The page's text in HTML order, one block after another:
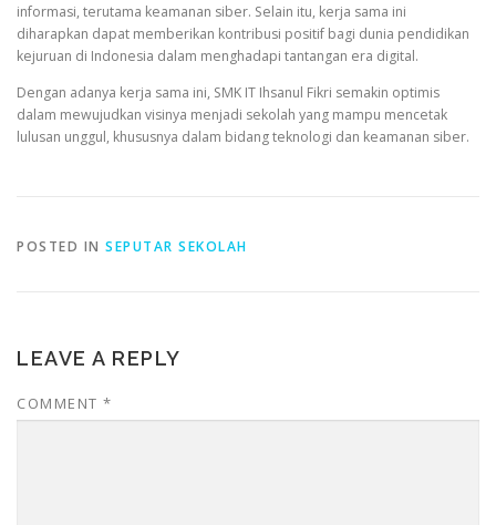
informasi, terutama keamanan siber. Selain itu, kerja sama ini
diharapkan dapat memberikan kontribusi positif bagi dunia pendidikan
kejuruan di Indonesia dalam menghadapi tantangan era digital.
Dengan adanya kerja sama ini, SMK IT Ihsanul Fikri semakin optimis
dalam mewujudkan visinya menjadi sekolah yang mampu mencetak
lulusan unggul, khususnya dalam bidang teknologi dan keamanan siber.
POSTED IN SEPUTAR SEKOLAH
LEAVE A REPLY
COMMENT *